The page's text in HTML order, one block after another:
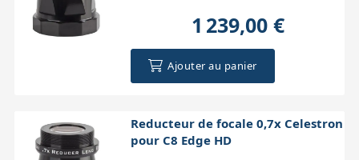
1 239,00 €
Ajouter au panier
Reducteur de focale 0,7x Celestron
pour C8 Edge HD